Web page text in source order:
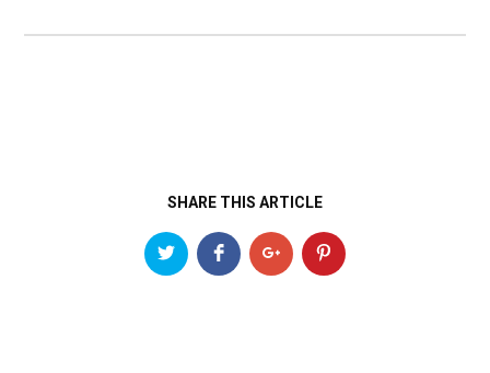
SHARE THIS ARTICLE